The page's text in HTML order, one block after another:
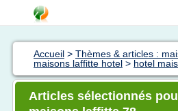
Accueil > Thèmes & articles :
maisons laffitte hotel > hotel
Articles sélectionnés